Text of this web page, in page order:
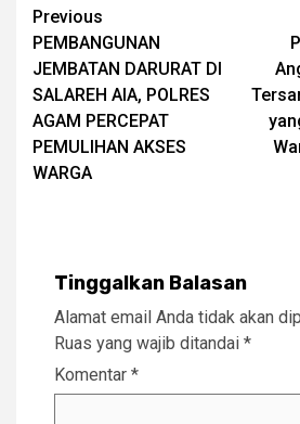
Post
navigation
Previous
PEMBANGUNAN
JEMBATAN DARURAT DI
SALAREH AIA, POLRES
AGAM PERCEPAT
PEMULIHAN AKSES
WARGA
Tinggalkan Balasan
Alamat email Anda tidak akan
Ruas yang wajib ditandai *
Komentar *